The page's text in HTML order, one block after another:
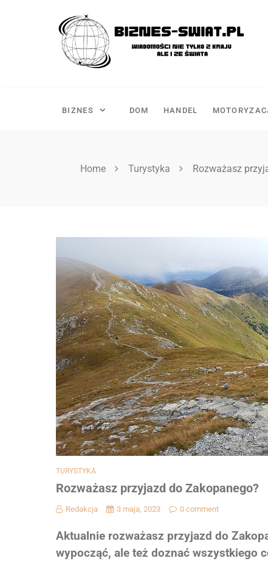
BIZNES DOM HANDEL
Home Turystyka Rozważasz
TURYSTYKA
Rozważasz przyjazd do Zakopanego?
Redakcja 3 maja, 2023 0 comment
Aktualnie rozważasz przyjazd do
wypocząć, ale też doznać wszystkiego